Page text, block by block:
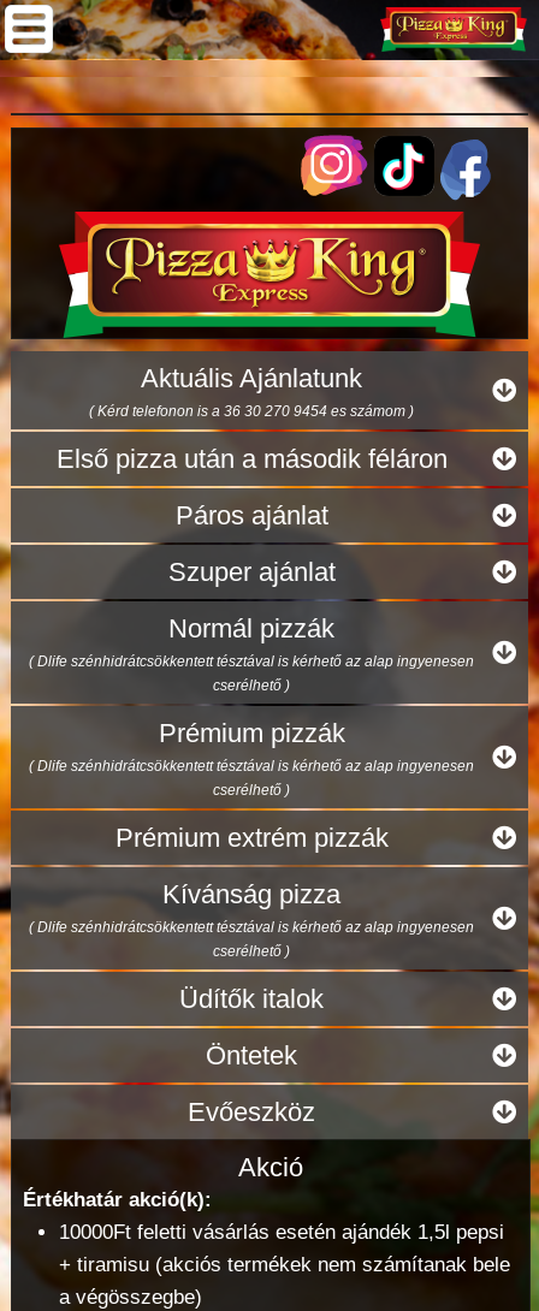
Aktuális Ajánlatunk
( Kérd telefonon is a 36 30 270 9454 es számom )
Első pizza után a második féláron
Páros ajánlat
Szuper ajánlat
Normál pizzák
( Dlife szénhidrátcsökkentett tésztával is kérhető az alap ingyenesen
cserélhető )
Prémium pizzák
( Dlife szénhidrátcsökkentett tésztával is kérhető az alap ingyenesen
cserélhető )
Prémium extrém pizzák
Kívánság pizza
( Dlife szénhidrátcsökkentett tésztával is kérhető az alap ingyenesen
cserélhető )
Üdítők italok
Öntetek
Evőeszköz
Akció
Értékhatár akció(k):
10000Ft feletti vásárlás esetén ajándék 1,5l pepsi
+ tiramisu (akciós termékek nem számítanak bele
a végösszegbe)